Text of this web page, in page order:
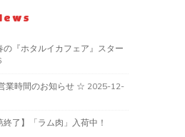
『ホタルイカフェア』スター
業時間のお知らせ ☆ 2025-12-
終了】「ラム肉」入荷中！